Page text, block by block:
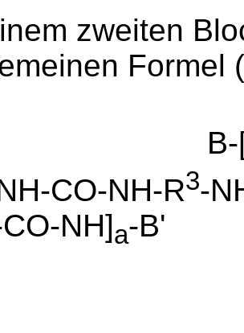
zweiten
Formel
CO-NH-R3-
NH]a-B'